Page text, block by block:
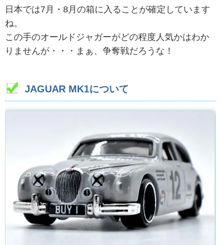
日本では7月・8月の箱に入ることが確定しています
ね。
この手のオールドジャガーがどの程度人気かはわか
りませんが・・・まぁ、争奪戦だろうな！
JAGUAR MK1について